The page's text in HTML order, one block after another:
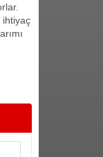
ihtiyaç